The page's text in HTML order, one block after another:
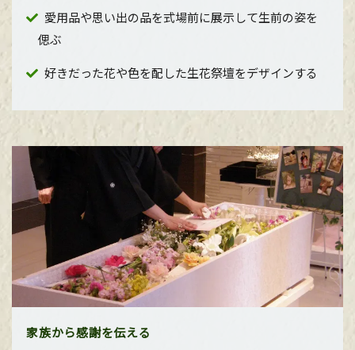
愛用品や思い出の品を式場前に展示して生前の姿を
偲ぶ
好きだった花や色を配した生花祭壇をデザインする
家族から感謝を伝える